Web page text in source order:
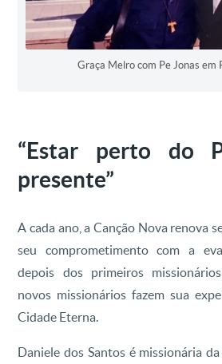
Graça Melro com Pe Jonas em
“Estar perto do
presente”
A cada ano, a Canção Nova renova
seu comprometimento com a
depois dos primeiros
novos missionários fazem sua
Cidade Eterna.
Daniele dos Santos é missionária